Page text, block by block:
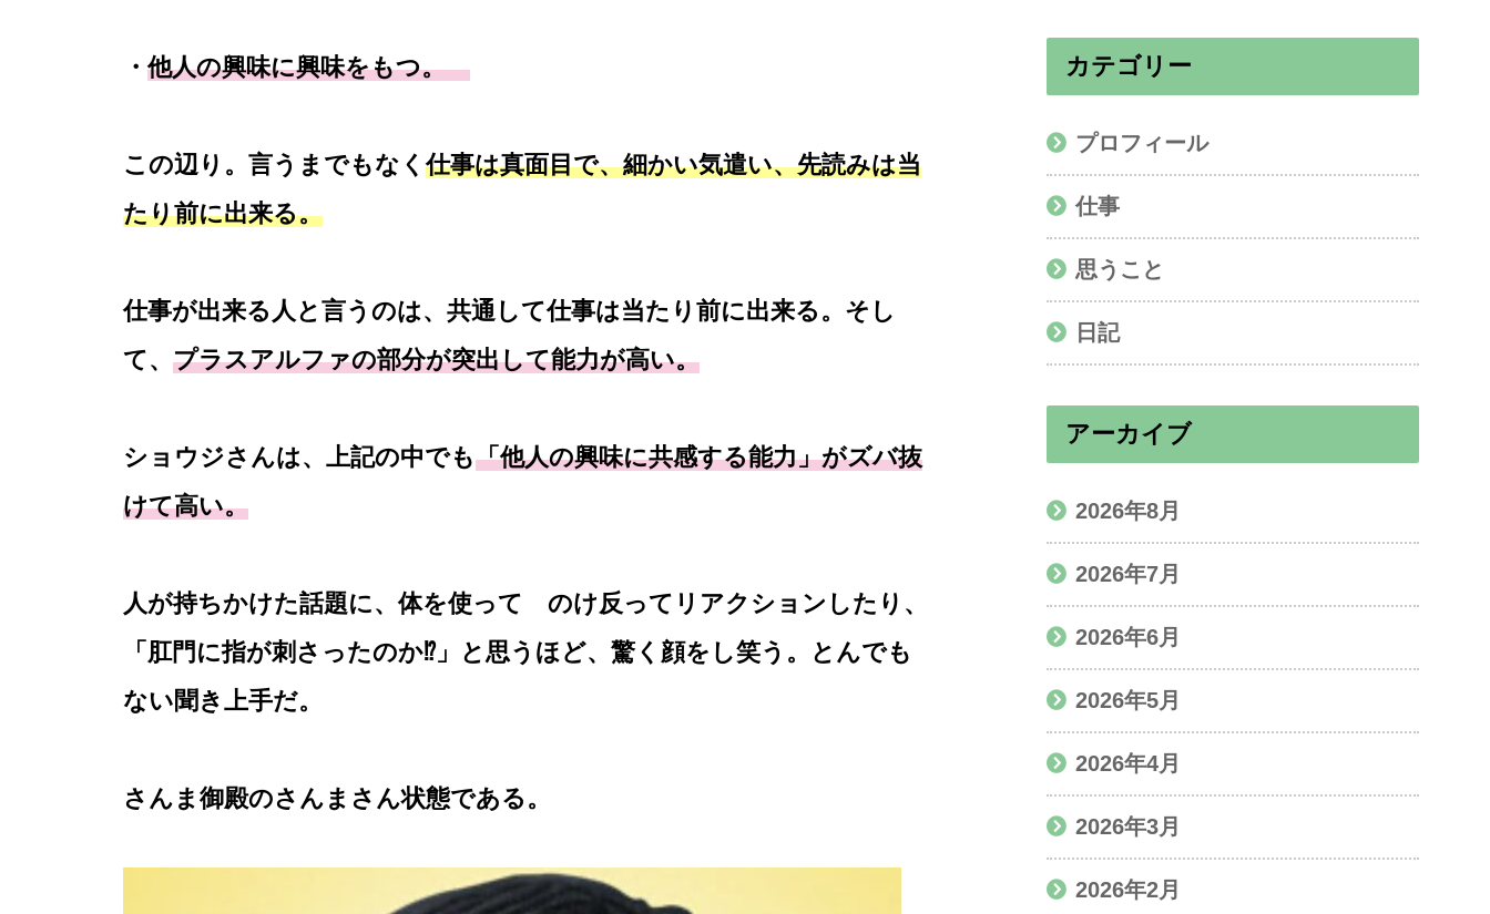
・ 他人の興味に興味をもつ。
この辺り。言うまでもなく仕事は真面目で、細かい気遣い、先読みは当
たり前に出来る。
仕事が出来る人と言うのは、共通して仕事は当たり前に出来る。そし
て、 プラスアルファの部分が突出して能力が高い。
ショウジさんは、上記の中でも「他人の興味に共感する能力」がズバ抜
けて高い。
人が持ちかけた話題に、体を使って のけ反ってリアクションしたり、
「肛門に指が刺さったのか⁉️」と思うほど、驚く顔をし笑う。とんでも
ない聞き上手だ。
さんま御殿のさんまさん状態である。
カテゴリー
プロフィール
仕事
思うこと
日記
アーカイブ
2026年8月
2026年7月
2026年6月
2026年5月
2026年4月
2026年3月
2026年2月